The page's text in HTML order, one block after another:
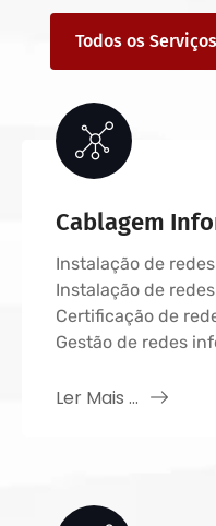
Todos os
Cablagem
Instalação de
Instalação de
Certificação de
Gestão de redes
Ler Mais ...